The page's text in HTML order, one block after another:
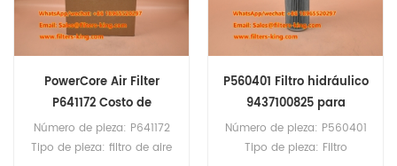
833, SKL 835, SKL 841A, SKL
851A, SKL 851B , SKL 873SKS
PowerCore Air Filter
P641172 Costo de
reemplazo
Número de pieza: P641172
Tipo de pieza: filtro de aire
P560401 Filtro hidráulico
9437100825 para
AT422E/T
Número de pieza: P560401
Tipo de pieza: Filtro